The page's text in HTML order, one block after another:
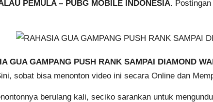
PEMULA – PUBG MOBILE INDONESIA.
GUA GAMPANG PUSH RANK SAMPAI DIAMOND
sobat bisa menonton video ini secara Online dan
berulang kali, seciko sarankan untuk